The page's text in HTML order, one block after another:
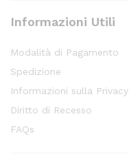
Informazioni Utili
Modalità di Pagamento
Spedizione
Informazioni sulla Privacy
Diritto di Recesso
FAQs